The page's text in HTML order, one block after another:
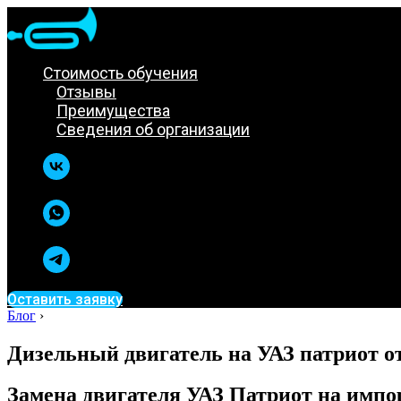
Стоимость обучения
Отзывы
Преимущества
Сведения об организации
Оставить заявку
Блог ›
Дизельный двигатель на УАЗ патриот
Замена двигателя УАЗ Патриот на